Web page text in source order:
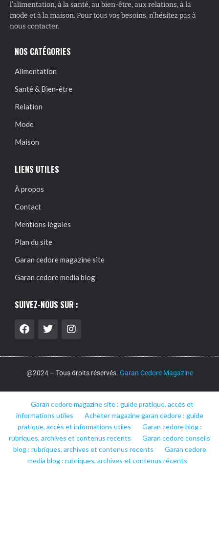
l’alimentation, à la santé, au bien-être, aux relations, à la
mode et à la maison. Pour tous vos besoins, n’hésitez pas à
nous contacter.
NOS CATÉGORIES
Alimentation
Santé & Bien-être
Relation
Mode
Maison
LIENS UTILES
À propos
Contact
Mentions légales
Plan du site
Garan cedore magazine site
Garan cedore media blog
SUIVEZ-NOUS SUR :
@2024 – Tous droits réservés. Garan Cedore Magazine
Garan cedore magazine site : guide pratique, accès et
informations utiles
Acheter magazine garan cedore : guide
pratique, accès et informations utiles
Garan cedore blog :
rubriques, archives et contenus recents
Garan cedore conseils
blog : rubriques, archives et contenus recents
Garan cedore
media blog : rubriques, archives et contenus récents